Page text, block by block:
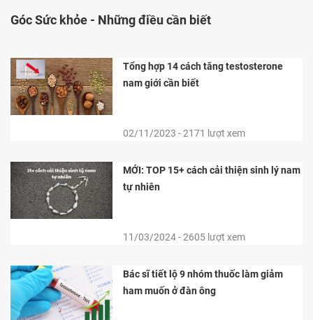
Góc Sức khỏe - Những điều cần biết
Tổng hợp 14 cách tăng testosterone
nam giới cần biết
02/11/2023 - 2171 lượt xem
MỚI: TOP 15+ cách cải thiện sinh lý nam
tự nhiên
11/03/2024 - 2605 lượt xem
Bác sĩ tiết lộ 9 nhóm thuốc làm giảm
ham muốn ở đàn ông